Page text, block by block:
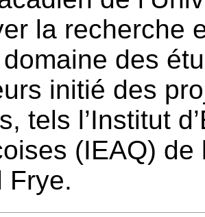
la recherche
des
initié des
tels l’Institut
(IEAQ) de
Frye.